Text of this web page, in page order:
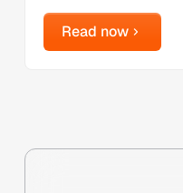
Read now
Read now